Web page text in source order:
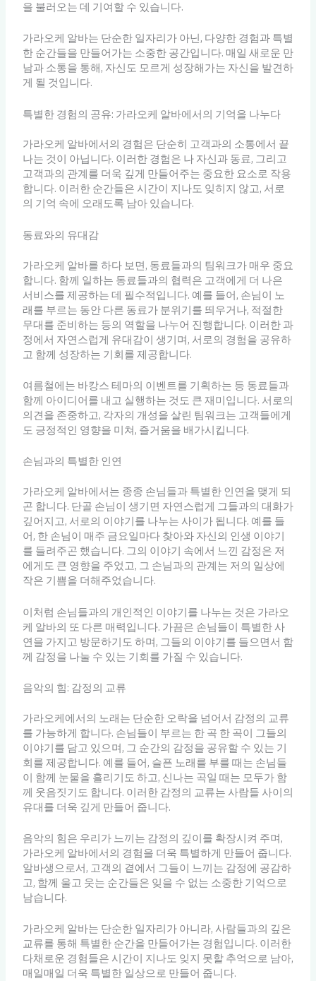
을 불러오는 데 기여할 수 있습니다.
가라오케 알바는 단순한 일자리가 아닌, 다양한 경험과 특별
한 순간들을 만들어가는 소중한 공간입니다. 매일 새로운 만
남과 소통을 통해, 자신도 모르게 성장해가는 자신을 발견하
게 될 것입니다.
특별한 경험의 공유: 가라오케 알바에서의 기억을 나누다
가라오케 알바에서의 경험은 단순히 고객과의 소통에서 끝
나는 것이 아닙니다. 이러한 경험은 나 자신과 동료, 그리고
고객과의 관계를 더욱 깊게 만들어주는 중요한 요소로 작용
합니다. 이러한 순간들은 시간이 지나도 잊히지 않고, 서로
의 기억 속에 오래도록 남아 있습니다.
동료와의 유대감
가라오케 알바를 하다 보면, 동료들과의 팀워크가 매우 중요
합니다. 함께 일하는 동료들과의 협력은 고객에게 더 나은
서비스를 제공하는 데 필수적입니다. 예를 들어, 손님이 노
래를 부르는 동안 다른 동료가 분위기를 띄우거나, 적절한
무대를 준비하는 등의 역할을 나누어 진행합니다. 이러한 과
정에서 자연스럽게 유대감이 생기며, 서로의 경험을 공유하
고 함께 성장하는 기회를 제공합니다.
여름철에는 바캉스 테마의 이벤트를 기획하는 등 동료들과
함께 아이디어를 내고 실행하는 것도 큰 재미입니다. 서로의
의견을 존중하고, 각자의 개성을 살린 팀워크는 고객들에게
도 긍정적인 영향을 미쳐, 즐거움을 배가시킵니다.
손님과의 특별한 인연
가라오케 알바에서는 종종 손님들과 특별한 인연을 맺게 되
곤 합니다. 단골 손님이 생기면 자연스럽게 그들과의 대화가
깊어지고, 서로의 이야기를 나누는 사이가 됩니다. 예를 들
어, 한 손님이 매주 금요일마다 찾아와 자신의 인생 이야기
를 들려주곤 했습니다. 그의 이야기 속에서 느낀 감정은 저
에게도 큰 영향을 주었고, 그 손님과의 관계는 저의 일상에
작은 기쁨을 더해주었습니다.
이처럼 손님들과의 개인적인 이야기를 나누는 것은 가라오
케 알바의 또 다른 매력입니다. 가끔은 손님들이 특별한 사
연을 가지고 방문하기도 하며, 그들의 이야기를 들으면서 함
께 감정을 나눌 수 있는 기회를 가질 수 있습니다.
음악의 힘: 감정의 교류
가라오케에서의 노래는 단순한 오락을 넘어서 감정의 교류
를 가능하게 합니다. 손님들이 부르는 한 곡 한 곡이 그들의
이야기를 담고 있으며, 그 순간의 감정을 공유할 수 있는 기
회를 제공합니다. 예를 들어, 슬픈 노래를 부를 때는 손님들
이 함께 눈물을 흘리기도 하고, 신나는 곡일 때는 모두가 함
께 웃음짓기도 합니다. 이러한 감정의 교류는 사람들 사이의
유대를 더욱 깊게 만들어 줍니다.
음악의 힘은 우리가 느끼는 감정의 깊이를 확장시켜 주며,
가라오케 알바에서의 경험을 더욱 특별하게 만들어 줍니다.
알바생으로서, 고객의 곁에서 그들이 느끼는 감정에 공감하
고, 함께 울고 웃는 순간들은 잊을 수 없는 소중한 기억으로
남습니다.
가라오케 알바는 단순한 일자리가 아니라, 사람들과의 깊은
교류를 통해 특별한 순간을 만들어가는 경험입니다. 이러한
다채로운 경험들은 시간이 지나도 잊지 못할 추억으로 남아,
매일매일 더욱 특별한 일상으로 만들어 줍니다.